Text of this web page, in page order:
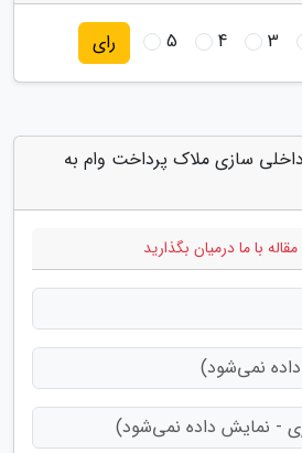
3
4
5 رای
سازی ملاک پرداخت وام به
با ما درمیان بگذارید